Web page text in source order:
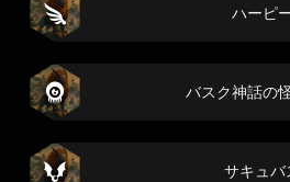
ハーピ
バスク神話の
サキュバ